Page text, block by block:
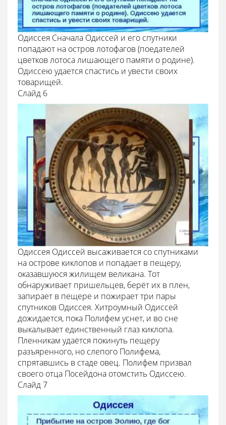
Одиссея Сначала Одиссей и его спутники
попадают на остров лотофагов (поедателей
цветков лотоса лишающего памяти о родине).
Одиссею удается спастись и увести своих
товарищей.
Cлайд 6
Одиссея Одиссей высаживается со спутниками
на острове киклопов и попадает в пещеру,
оказавшуюся жилищем великана. Тот
обнаруживает пришельцев, берёт их в плен,
запирает в пещере и пожирает три пары
спутников Одиссея. Хитроумный Одиссей
дожидается, пока Полифем уснет, и во сне
выкалывает единственный глаз киклопа.
Пленникам удаётся покинуть пещеру
разъяренного, но слепого Полифема,
спрятавшись в стаде овец. Полифем призвал
своего отца Посейдона отомстить Одиссею.
Cлайд 7